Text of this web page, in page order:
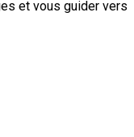
et vous guider vers